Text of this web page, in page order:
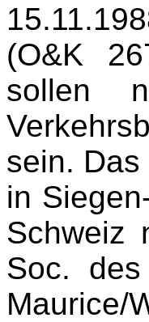
(O&K
sollen
sein.
in
Schweiz
Soc.
Maurice/